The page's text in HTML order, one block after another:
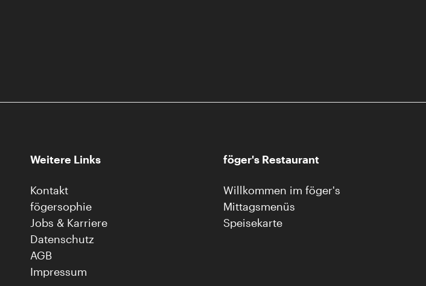
Weitere Links
Kontakt
fögersophie
Jobs & Karriere
Datenschutz
AGB
Impressum
föger's Restaurant
Willkommen im föger's
Mittagsmenüs
Speisekarte